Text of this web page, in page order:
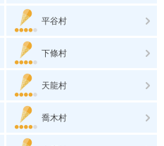
平谷村
下條村
天龍村
喬木村